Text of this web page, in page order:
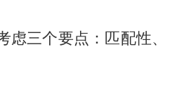
虑三个要点：匹配性、